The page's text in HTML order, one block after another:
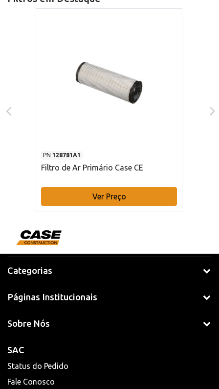
PN 128781A1
Filtro de Ar Primário Case CE
Ver Preço
Categorias
Páginas Institucionais
Sobre Nós
SAC
Status do Pedido
Fale Conosco